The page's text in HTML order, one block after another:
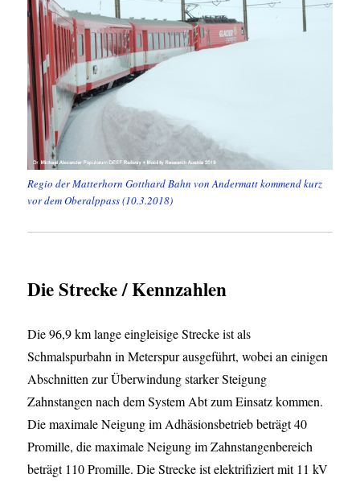
Regio der Matterhorn Gotthard Bahn von Andermatt kommend kurz
vor dem Oberalppass (10.3.2018)
Die Strecke / Kennzahlen
Die 96,9 km lange eingleisige Strecke ist als
Schmalspurbahn in Meterspur ausgeführt, wobei an einigen
Abschnitten zur Überwindung starker Steigung
Zahnstangen nach dem System Abt zum Einsatz kommen.
Die maximale Neigung im Adhäsionsbetrieb beträgt 40
Promille, die maximale Neigung im Zahnstangenbereich
beträgt 110 Promille. Die Strecke ist elektrifiziert mit 11 kV